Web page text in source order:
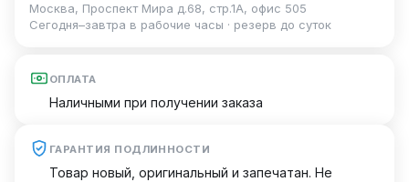
Москва, Проспект Мира д.68, стр.1А, офис 505
Сегодня–завтра в рабочие часы · резерв до суток
ОПЛАТА
Наличными при получении заказа
ГАРАНТИЯ ПОДЛИННОСТИ
Товар новый, оригинальный и запечатан. Не